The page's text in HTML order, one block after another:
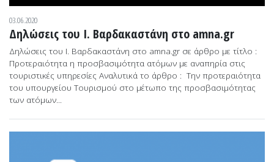
03.06.2020
Δηλώσεις του Ι. Βαρδακαστάνη στο amna.gr
Δηλώσεις του Ι. Βαρδακαστάνη στο amna.gr σε άρθρο με τίτλο :
Προτεραιότητα η προσβασιμότητα ατόμων με αναπηρία στις
τουριστικές υπηρεσίες Αναλυτικά το άρθρο : Την προτεραιότητα
του υπουργείου Τουρισμού στο μέτωπο της προσβασιμότητας
των ατόμων...